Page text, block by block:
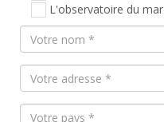
L'observatoire du